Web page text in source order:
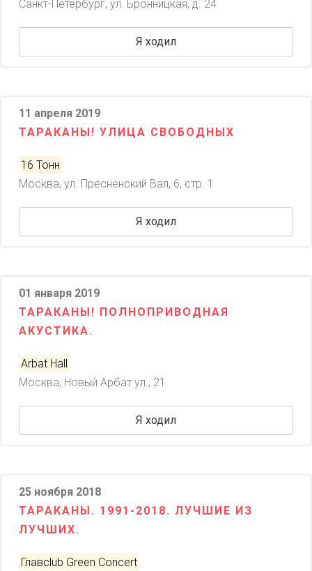
Санкт-Петербург, ул. Бронницкая, д. 24
Я ходил
11 апреля 2019
ТАРАКАНЫ! УЛИЦА СВОБОДНЫХ
16 Тонн
Москва, ул. Пресненский Вал, 6, стр. 1
Я ходил
01 января 2019
ТАРАКАНЫ! ПОЛНОПРИВОДНАЯ
АКУСТИКА.
Arbat Hall
Москва, Новый Арбат ул., 21
Я ходил
25 ноября 2018
ТАРАКАНЫ. 1991-2018. ЛУЧШИЕ ИЗ
ЛУЧШИХ.
Главclub Green Concert